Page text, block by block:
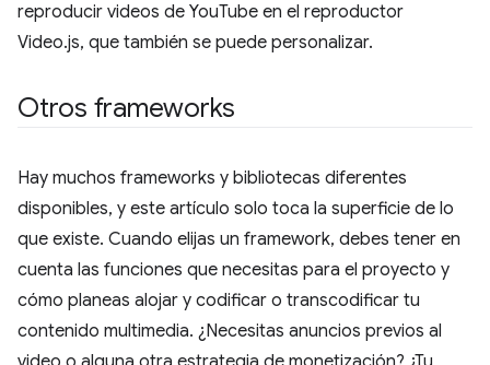
reproducir videos de YouTube en el reproductor
Video.js, que también se puede personalizar.
Otros frameworks
Hay muchos frameworks y bibliotecas diferentes
disponibles, y este artículo solo toca la superficie de lo
que existe. Cuando elijas un framework, debes tener en
cuenta las funciones que necesitas para el proyecto y
cómo planeas alojar y codificar o transcodificar tu
contenido multimedia. ¿Necesitas anuncios previos al